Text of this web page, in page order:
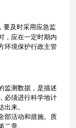
要及时采用应急监
，应在一定时期内
环境保护行政主管
监测数据，是描述
必须进行科学地计
来。
部活动和措施。质
章。